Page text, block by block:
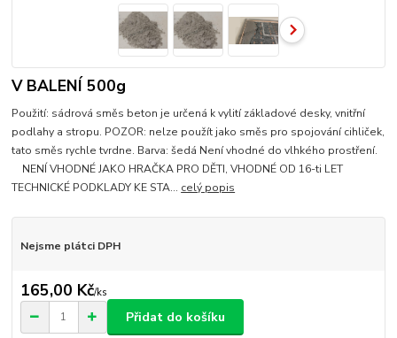
V BALENÍ 500g
Použití: sádrová směs beton je určená k vylití základové desky, vnitřní
podlahy a stropu. POZOR: nelze použít jako směs pro spojování cihliček,
tato směs rychle tvrdne. Barva: šedá Není vhodné do vlhkého prostření.
NENÍ VHODNÉ JAKO HRAČKA PRO DĚTI, VHODNÉ OD 16-ti LET
TECHNICKÉ PODKLADY KE STA... celý popis
Nejsme plátci DPH
165,00 Kč/ks
Přidat do košíku